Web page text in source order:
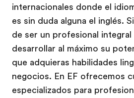
internacionales donde el
es sin duda alguna el inglés.
de ser un profesional integral
desarrollar al máximo su
que adquieras habilidades
negocios. En EF ofrecemos
especializados para